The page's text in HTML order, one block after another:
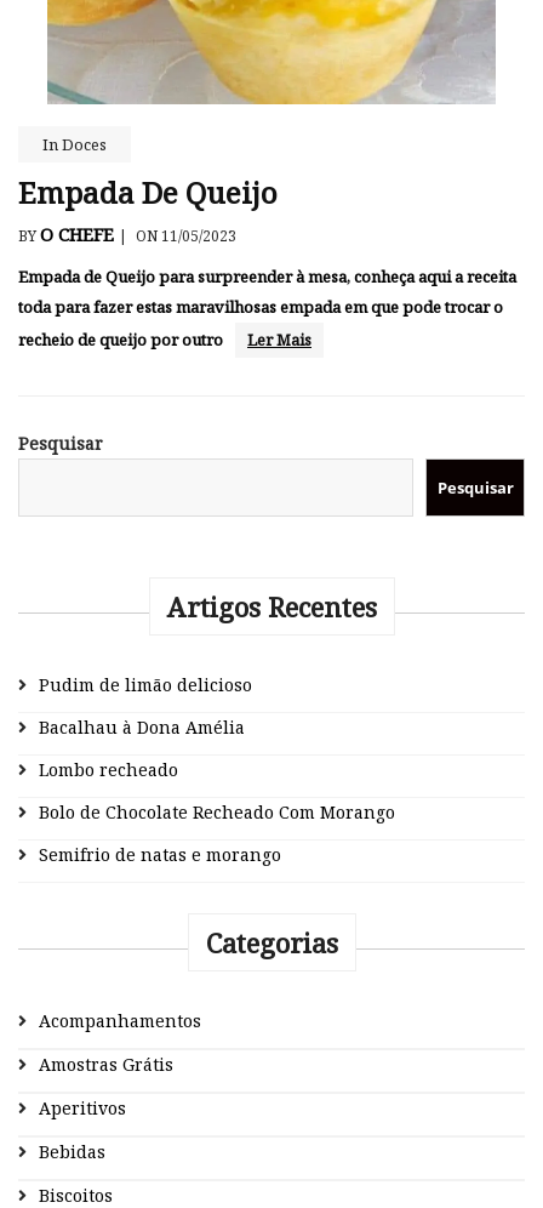
InDoces
Empada De Queijo
BYO CHEFE | ON 11/05/2023
Empada de Queijo para surpreender à mesa, conheça aqui a receita
toda para fazer estas maravilhosas empada em que pode trocar o
recheio de queijo por outro
Ler Mais
Pesquisar
Pesquisar
Artigos Recentes
Pudim de limão delicioso
Bacalhau à Dona Amélia
Lombo recheado
Bolo de Chocolate Recheado Com Morango
Semifrio de natas e morango
Categorias
Acompanhamentos
Amostras Grátis
Aperitivos
Bebidas
Biscoitos